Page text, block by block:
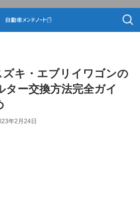
ズキ・エブリイワゴンの
ター交換方法完全ガイ
年2月24日